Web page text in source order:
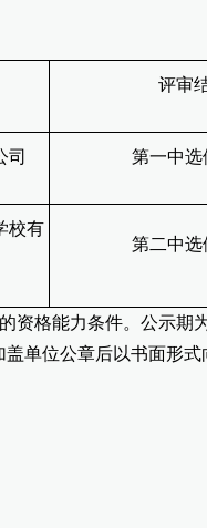
评审
第一中选
校有
第二中选
格能力条件。公示期
单位公章后以书面形式